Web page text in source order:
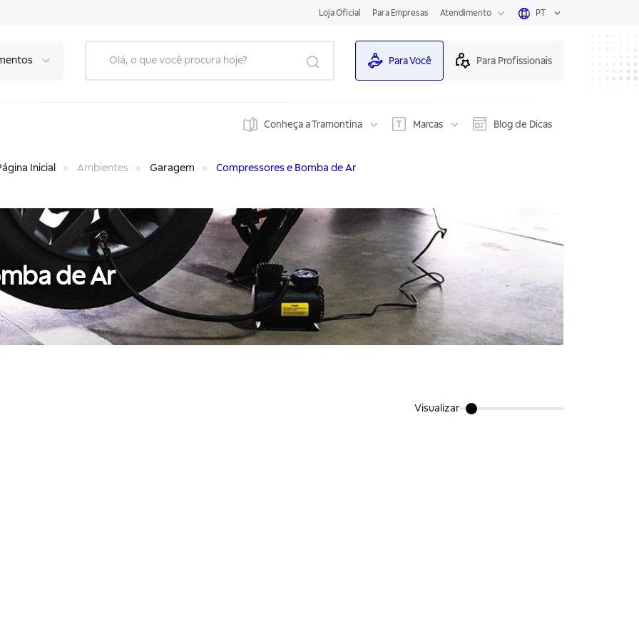
Loja Oficial Para Empresas Atendimento PT
Para Você Para Profissionais
Conheça a Tramontina Marcas Blog de Dicas
Inicial Ambientes Garagem Compressores e Bomba de Ar
de Ar
Visualizar